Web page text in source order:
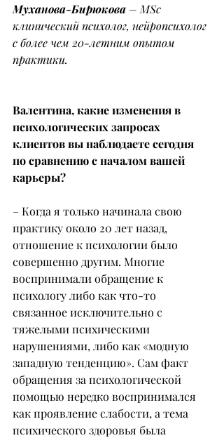
Муханова-Бирюкова – MSc
клинический психолог, нейропсихолог
с более чем 20-летним опытом
практики.
Валентина, какие изменения в
психологических запросах
клиентов вы наблюдаете сегодня
по сравнению с началом вашей
карьеры?
– Когда я только начинала свою
практику около 20 лет назад,
отношение к психологии было
совершенно другим. Многие
воспринимали обращение к
психологу либо как что-то
связанное исключительно с
тяжелыми психическими
нарушениями, либо как «модную
западную тенденцию». Сам факт
обращения за психологической
помощью нередко воспринимался
как проявление слабости, а тема
психического здоровья была